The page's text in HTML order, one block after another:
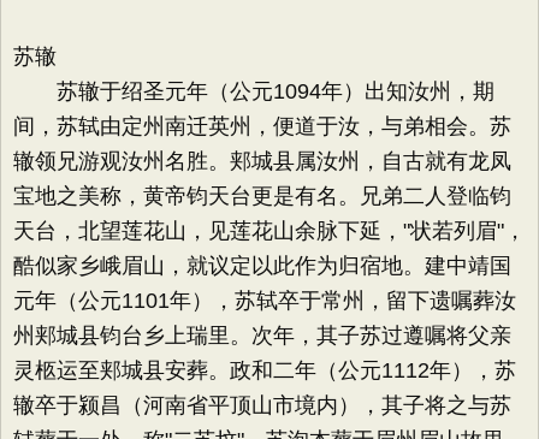
苏辙
苏辙于绍圣元年（公元1094年）出知汝州，期
间，苏轼由定州南迁英州，便道于汝，与弟相会。苏
辙领兄游观汝州名胜。郏城县属汝州，自古就有龙凤
宝地之美称，黄帝钧天台更是有名。兄弟二人登临钧
天台，北望莲花山，见莲花山余脉下延，"状若列眉"，
酷似家乡峨眉山，就议定以此作为归宿地。建中靖国
元年（公元1101年），苏轼卒于常州，留下遗嘱葬汝
州郏城县钧台乡上瑞里。次年，其子苏过遵嘱将父亲
灵柩运至郏城县安葬。政和二年（公元1112年），苏
辙卒于颍昌（河南省平顶山市境内），其子将之与苏